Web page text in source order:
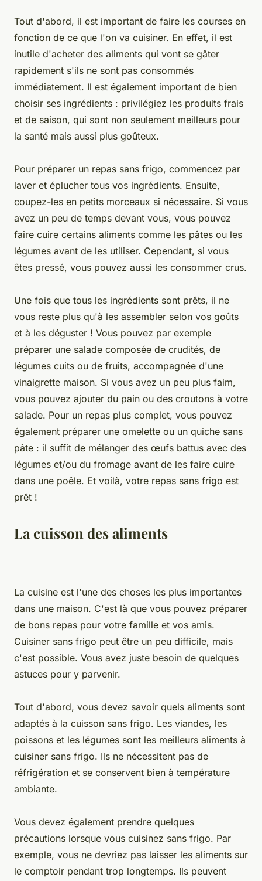
Tout d'abord, il est important de faire les courses en
fonction de ce que l'on va cuisiner. En effet, il est
inutile d'acheter des aliments qui vont se gâter
rapidement s'ils ne sont pas consommés
immédiatement. Il est également important de bien
choisir ses ingrédients : privilégiez les produits frais
et de saison, qui sont non seulement meilleurs pour
la santé mais aussi plus goûteux.
Pour préparer un repas sans frigo, commencez par
laver et éplucher tous vos ingrédients. Ensuite,
coupez-les en petits morceaux si nécessaire. Si vous
avez un peu de temps devant vous, vous pouvez
faire cuire certains aliments comme les pâtes ou les
légumes avant de les utiliser. Cependant, si vous
êtes pressé, vous pouvez aussi les consommer crus.
Une fois que tous les ingrédients sont prêts, il ne
vous reste plus qu'à les assembler selon vos goûts
et à les déguster ! Vous pouvez par exemple
préparer une salade composée de crudités, de
légumes cuits ou de fruits, accompagnée d'une
vinaigrette maison. Si vous avez un peu plus faim,
vous pouvez ajouter du pain ou des croutons à votre
salade. Pour un repas plus complet, vous pouvez
également préparer une omelette ou un quiche sans
pâte : il suffit de mélanger des œufs battus avec des
légumes et/ou du fromage avant de les faire cuire
dans une poêle. Et voilà, votre repas sans frigo est
prêt !
La cuisson des aliments
La cuisine est l'une des choses les plus importantes
dans une maison. C'est là que vous pouvez préparer
de bons repas pour votre famille et vos amis.
Cuisiner sans frigo peut être un peu difficile, mais
c'est possible. Vous avez juste besoin de quelques
astuces pour y parvenir.
Tout d'abord, vous devez savoir quels aliments sont
adaptés à la cuisson sans frigo. Les viandes, les
poissons et les légumes sont les meilleurs aliments à
cuisiner sans frigo. Ils ne nécessitent pas de
réfrigération et se conservent bien à température
ambiante.
Vous devez également prendre quelques
précautions lorsque vous cuisinez sans frigo. Par
exemple, vous ne devriez pas laisser les aliments sur
le comptoir pendant trop longtemps. Ils peuvent